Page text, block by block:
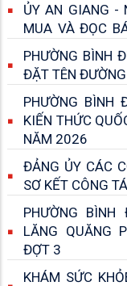
ỦY AN GIANG -
MUA VÀ ĐỌC
THÁC, SỬ
PHƯỜNG BÌNH
ĐẶT TÊN
PHƯỜNG BÌNH
KIẾN THỨC
NĂM 2026
ĐẢNG ỦY CÁC
SƠ KẾT CÔNG
PHƯỜNG
LĂNG QUĂNG
ĐỢT 3
KHÁM SỨC